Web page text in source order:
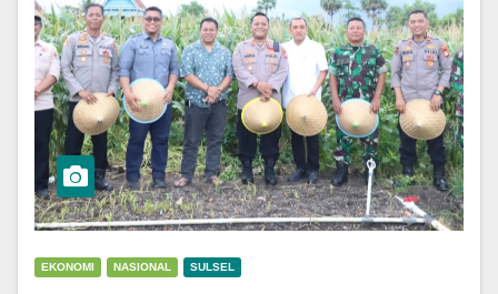
EKONOMI NASIONAL SULSEL